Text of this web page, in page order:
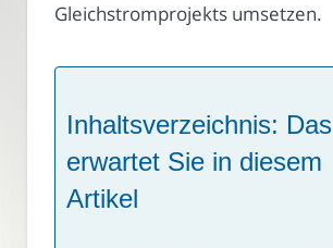
Gleichstromprojekts umsetzen.
Inhaltsverzeichnis: Das
erwartet Sie in diesem
Artikel